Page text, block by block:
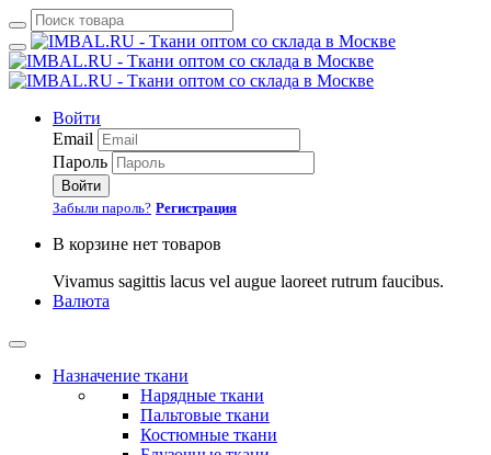
Войти
Email
Пароль
Войти
Забыли пароль? Регистрация
В корзине нет товаров
Vivamus sagittis lacus vel augue laoreet rutrum faucibus.
Валюта
Назначение ткани
Нарядные ткани
Пальтовые ткани
Костюмные ткани